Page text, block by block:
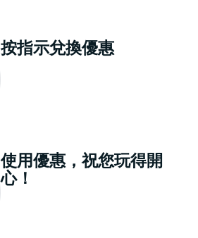
按指示兌換優惠
使用優惠，祝您玩得開
心！